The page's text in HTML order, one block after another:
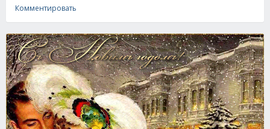
Комментировать